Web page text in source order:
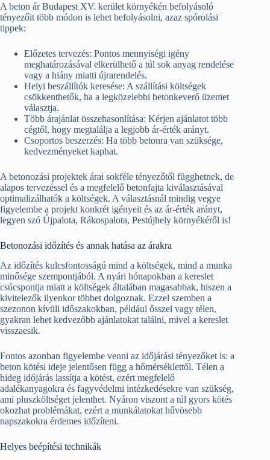
A beton ár Budapest XV. kerület környékén befolyásoló
tényezőit több módon is lehet befolyásolni, azaz spórolási
tippek:
Előzetes tervezés: Pontos mennyiségi igény
meghatározásával elkerülhető a túl sok anyag rendelése
vagy a hiány miatti újrarendelés.
Helyi beszállítók keresése: A szállítási költségek
csökkenthetők, ha a legközelebbi betonkeverő üzemet
választja.
Több árajánlat összehasonlítása: Kérjen ajánlatot több
cégtől, hogy megtalálja a legjobb ár-érték arányt.
Csoportos beszerzés: Ha több betonra van szüksége,
kedvezményeket kaphat.
A betonozási projektek árai sokféle tényezőtől függhetnek, de
alapos tervezéssel és a megfelelő betonfajta kiválasztásával
optimalizálhatók a költségek. A választásnál mindig vegye
figyelembe a projekt konkrét igényeit és az ár-érték arányt,
legyen szó Újpalota, Rákospalota, Pestújhely környékéről is!
Betonozási időzítés és annak hatása az árakra
Az időzítés kulcsfontosságú mind a költségek, mind a munka
minősége szempontjából. A nyári hónapokban a kereslet
csúcspontja miatt a költségek általában magasabbak, hiszen a
kivitelezők ilyenkor többet dolgoznak. Ezzel szemben a
szezonon kívüli időszakokban, például ősszel vagy télen,
gyakran lehet kedvezőbb ajánlatokat találni, mivel a kereslet
visszaesik.
Fontos azonban figyelembe venni az időjárási tényezőket is: a
beton kötési ideje jelentősen függ a hőmérséklettől. Télen a
hideg időjárás lassítja a kötést, ezért megfelelő
adalékanyagokra és fagyvédelmi intézkedésekre van szükség,
ami pluszköltséget jelenthet. Nyáron viszont a túl gyors kötés
okozhat problémákat, ezért a munkálatokat hűvösebb
napszakokra érdemes időzíteni.
Helyes beépítési technikák